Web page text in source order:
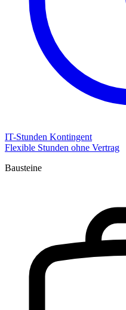
IT-Stunden Kontingent
Flexible Stunden ohne Vertrag
Bausteine